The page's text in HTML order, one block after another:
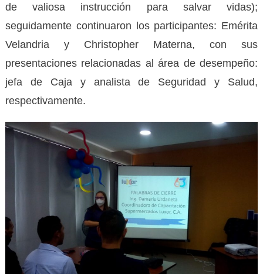
de valiosa instrucción para salvar vidas);
seguidamente continuaron los participantes: Emérita
Velandria y Christopher Materna, con sus
presentaciones relacionadas al área de desempeño:
jefa de Caja y analista de Seguridad y Salud,
respectivamente.